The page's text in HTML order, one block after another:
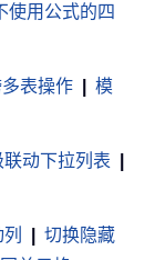
使用公式的四
多表操作
模
联动下拉列表
切换隐藏